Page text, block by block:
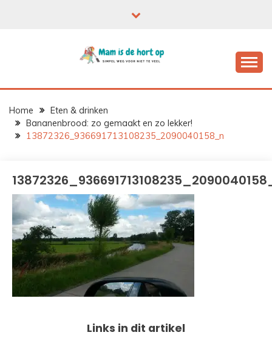
Home
Eten & drinken
Bananenbrood: zo gemaakt en zo lekker!
13872326_936691713108235_2090040158_n
Links in dit artikel